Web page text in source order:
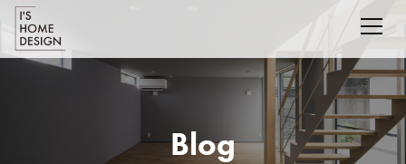
Blog